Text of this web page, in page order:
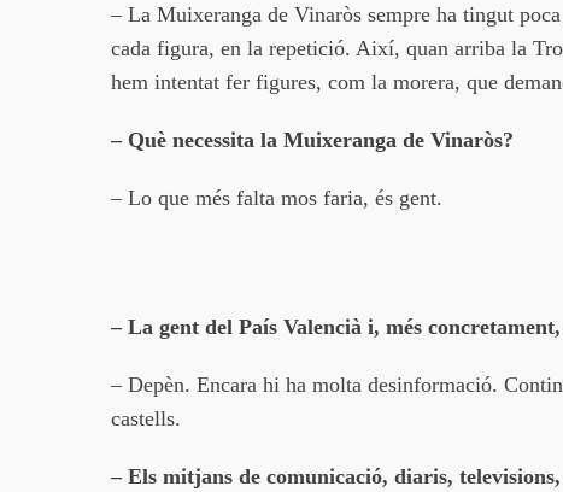
– La Muixeranga de Vinaròs sempre ha tingut
cada figura, en la repetició. Així, quan arriba la
hem intentat fer figures, com la morera, que
– Què necessita la Muixeranga de Vinaròs?
– Lo que més falta mos faria, és gent.
– La gent del País Valencià i, més
– Depèn. Encara hi ha molta desinformació.
castells.
– Els mitjans de comunicació, diaris,